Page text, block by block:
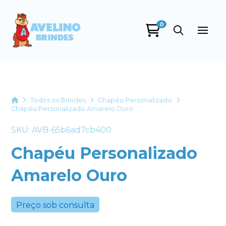
0
HomeTodos os Brindes
Chapéu Personalizado
Chapéu Personalizado Amarelo Ouro
SKU: AVB-65b6ad7cb400
Chapéu Personalizado
Amarelo Ouro
Preço sob consulta